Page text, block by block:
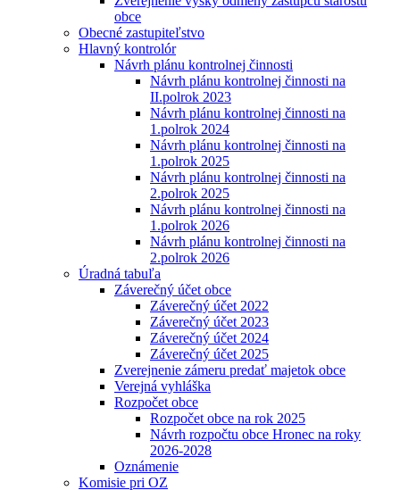
obce
Obecné zastupiteľstvo
Hlavný kontrolór
Návrh plánu kontrolnej činnosti
Návrh plánu kontrolnej činnosti na
II.polrok 2023
Návrh plánu kontrolnej činnosti na
1.polrok 2024
Návrh plánu kontrolnej činnosti na
1.polrok 2025
Návrh plánu kontrolnej činnosti na
2.polrok 2025
Návrh plánu kontrolnej činnosti na
1.polrok 2026
Návrh plánu kontrolnej činnosti na
2.polrok 2026
Úradná tabuľa
Záverečný účet obce
Záverečný účet 2022
Záverečný účet 2023
Záverečný účet 2024
Záverečný účet 2025
Zverejnenie zámeru predať majetok obce
Verejná vyhláška
Rozpočet obce
Rozpočet obce na rok 2025
Návrh rozpočtu obce Hronec na roky
2026-2028
Oznámenie
Komisie pri OZ